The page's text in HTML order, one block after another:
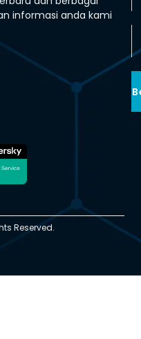
informasi anda kami
Reserved.